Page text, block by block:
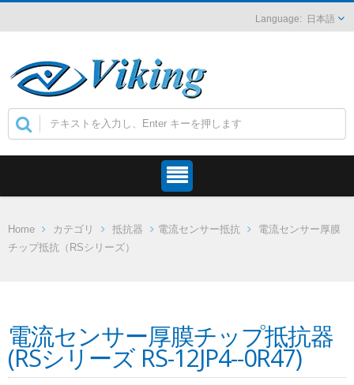
日本語
Home カテゴリ 抵抗器 電流センサー抵抗
電流センサー厚膜
チップ抵抗（RSシリーズ）
電流センサー厚膜チップ抵抗器
(RSシリーズ RS-12JP4--0R47)